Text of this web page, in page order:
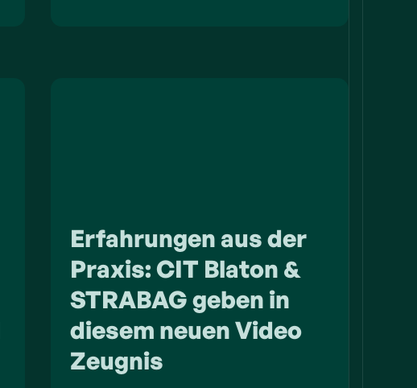
Erfahrungen aus der
Praxis: CIT Blaton &
STRABAG geben in
diesem neuen Video
Zeugnis